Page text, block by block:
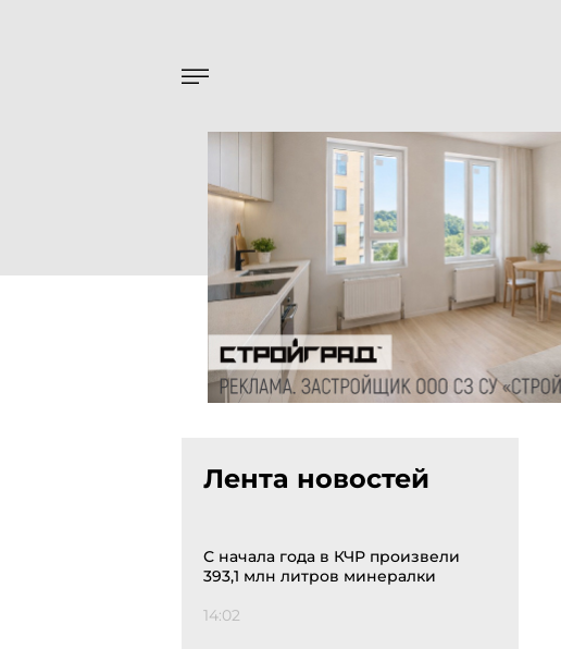
Лента новостей
С начала года в КЧР произвели
393,1 млн литров минералки
14:02